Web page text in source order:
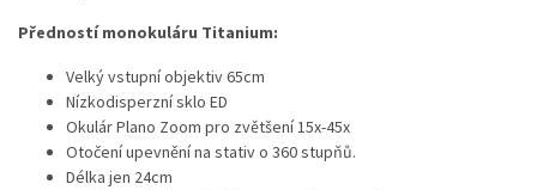
Předností monokuláru Titanium:
Velký vstupní objektiv 65cm
Nízkodisperzní sklo ED
Okulár Plano Zoom pro zvětšení 15x-45x
Otočení upevnění na stativ o 360 stupňů.
Délka jen 24cm